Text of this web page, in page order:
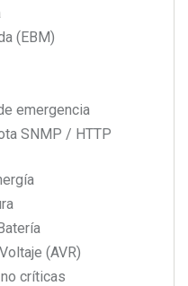
(EBM)
emergencia
SNMP / HTTP
(AVR)
críticas